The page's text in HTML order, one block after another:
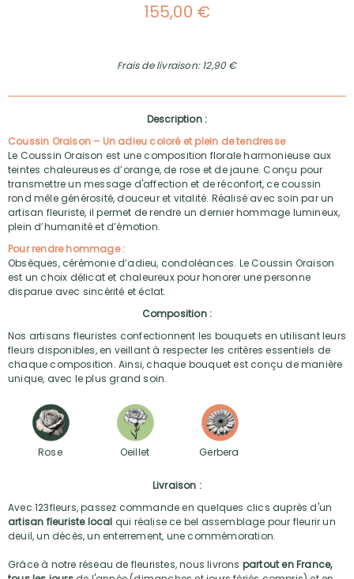
155,00 €
Frais de livraison: 12,90 €
Description :
Coussin Oraison – Un adieu coloré et plein de tendresse
Le Coussin Oraison est une composition florale harmonieuse aux
teintes chaleureuses d’orange, de rose et de jaune. Conçu pour
transmettre un message d'affection et de réconfort, ce coussin
rond mêle générosité, douceur et vitalité. Réalisé avec soin par un
artisan fleuriste, il permet de rendre un dernier hommage lumineux,
plein d’humanité et d’émotion.
Pour rendre hommage :
Obsèques, cérémonie d’adieu, condoléances. Le Coussin Oraison
est un choix délicat et chaleureux pour honorer une personne
disparue avec sincérité et éclat.
Composition :
Nos artisans fleuristes confectionnent les bouquets en utilisant leurs
fleurs disponibles, en veillant à respecter les critères essentiels de
chaque composition. Ainsi, chaque bouquet est conçu de manière
unique, avec le plus grand soin.
Rose Oeillet Gerbera
Livraison :
Avec 123fleurs, passez commande en quelques clics auprès d'un
artisan fleuriste local qui réalise ce bel assemblage pour fleurir un
deuil, un décès, un enterrement, une commémoration.
Grâce à notre réseau de fleuristes, nous livrons partout en France,